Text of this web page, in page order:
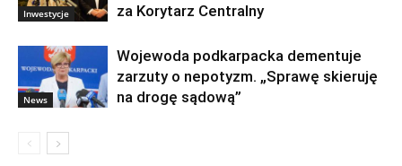
Inwestycje
za Korytarz Centralny
News
Wojewoda podkarpacka dementuje
zarzuty o nepotyzm. „Sprawę skieruję
na drogę sądową”